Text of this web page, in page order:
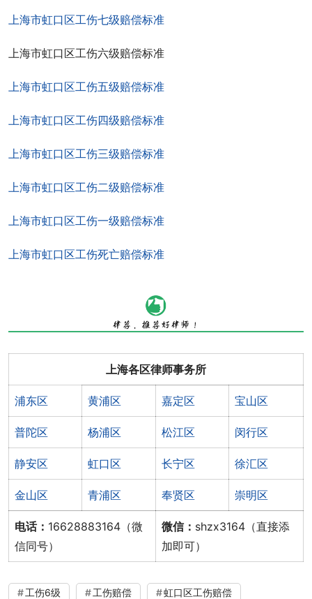
上海市虹口区工伤七级赔偿标准
上海市虹口区工伤六级赔偿标准
上海市虹口区工伤五级赔偿标准
上海市虹口区工伤四级赔偿标准
上海市虹口区工伤三级赔偿标准
上海市虹口区工伤二级赔偿标准
上海市虹口区工伤一级赔偿标准
上海市虹口区工伤死亡赔偿标准
上海各区律师事务所
浦东区 黄浦区 嘉定区 宝山区
普陀区 杨浦区 松江区 闵行区
静安区 虹口区 长宁区 徐汇区
金山区 青浦区 奉贤区 崇明区
电话： 16628883164（微
信同号）
微信： shzx3164（直接添
加即可）
工伤6级 工伤赔偿 虹口区工伤赔偿